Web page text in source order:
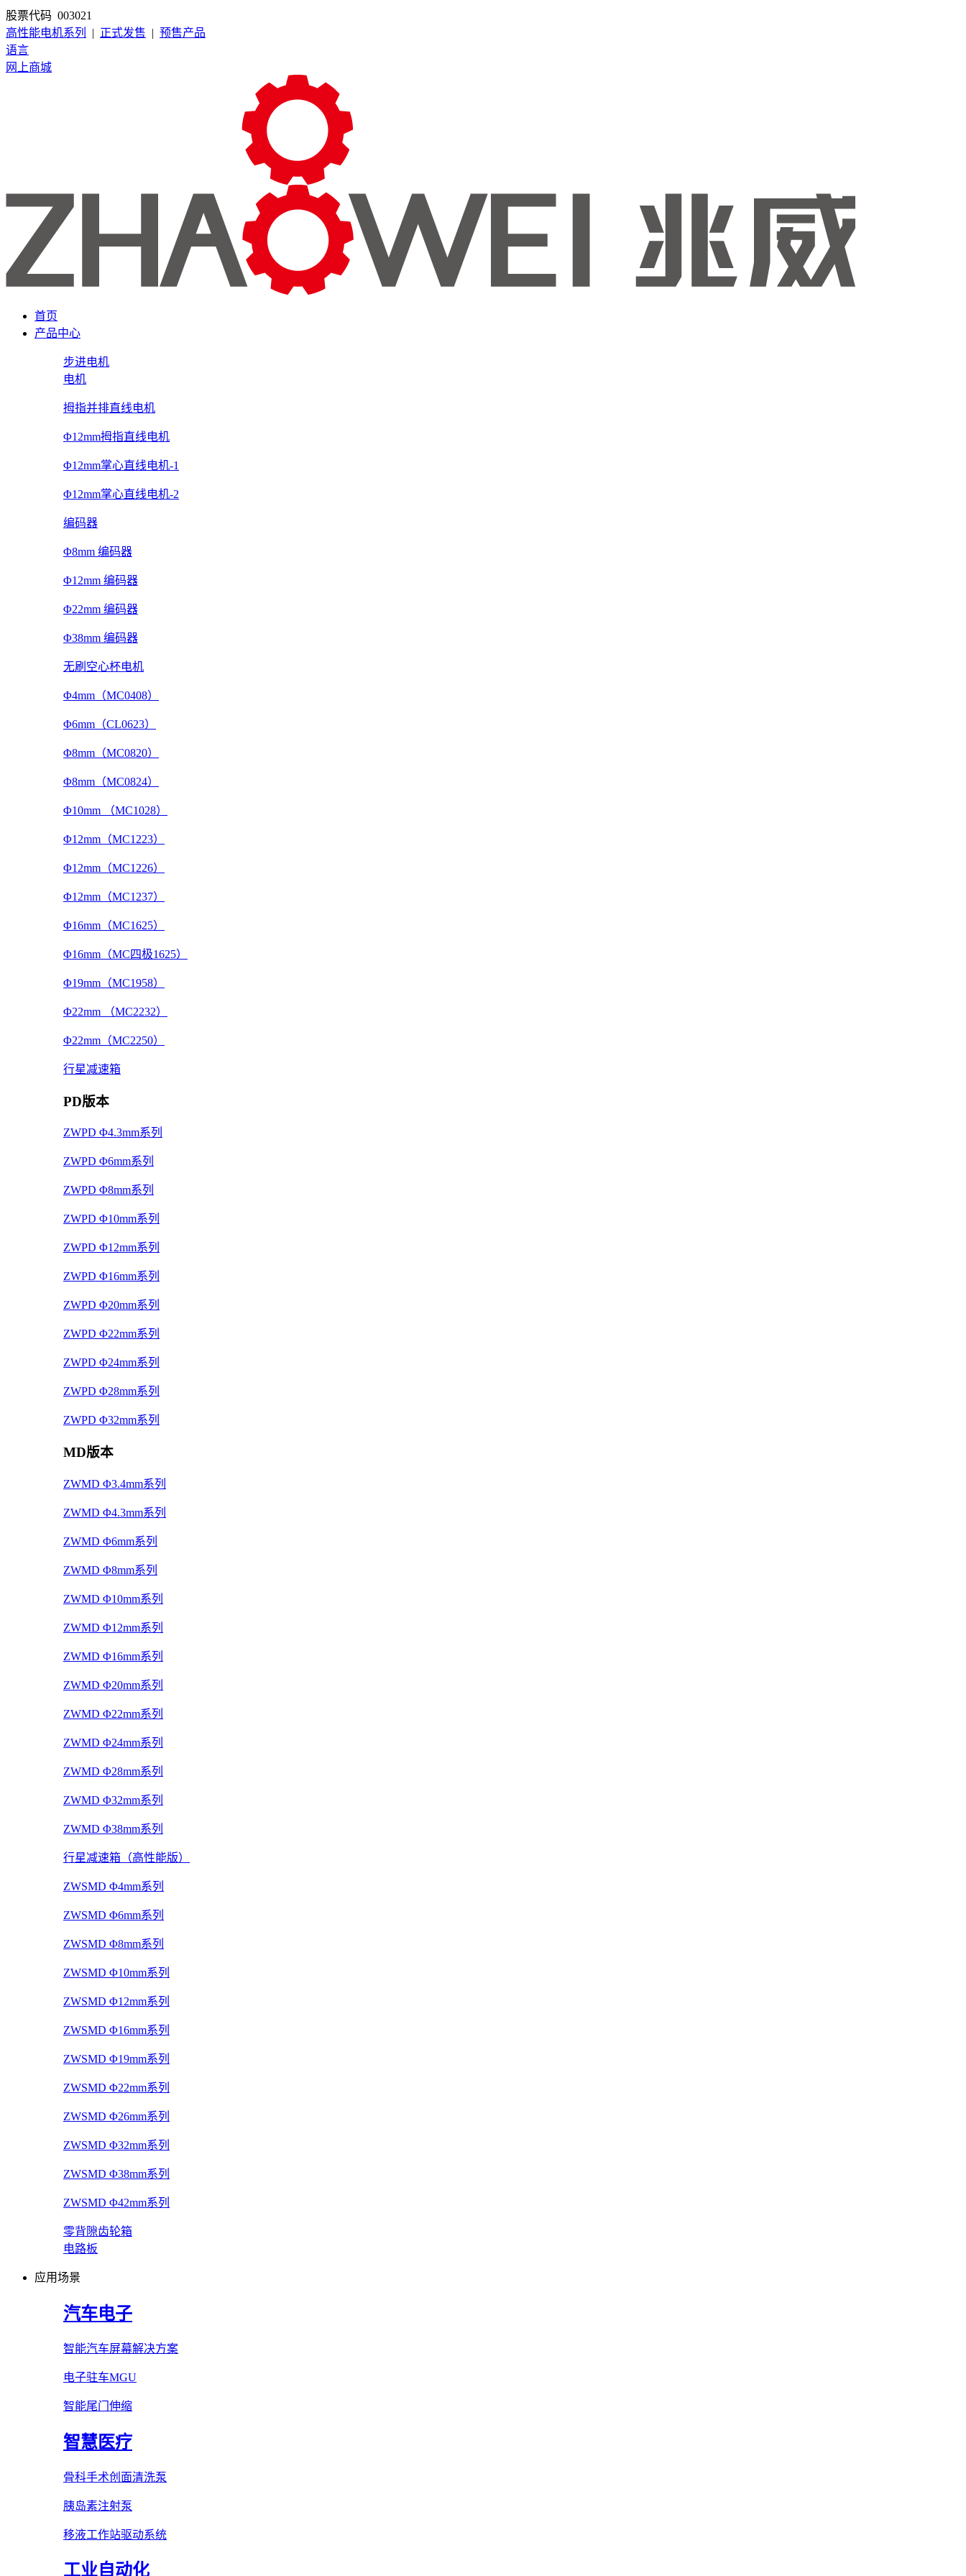
股票代码 003021
高性能电机系列
| 正式发售 | 预售产品
语言
网上商城
首页
产品中心
步进电机
电机
拇指并排直线电机
Φ12mm拇指直线电机
Φ12mm掌心直线电机-1
Φ12mm掌心直线电机-2
编码器
Φ8mm 编码器
Φ12mm 编码器
Φ22mm 编码器
Φ38mm 编码器
无刷空心杯电机
Φ4mm（MC0408）
Φ6mm（CL0623）
Φ8mm（MC0820）
Φ8mm（MC0824）
Φ10mm （MC1028）
Φ12mm（MC1223）
Φ12mm（MC1226）
Φ12mm（MC1237）
Φ16mm（MC1625）
Φ16mm（MC四极1625）
Φ19mm（MC1958）
Φ22mm （MC2232）
Φ22mm（MC2250）
行星减速箱
PD版本
ZWPD Φ4.3mm系列
ZWPD Φ6mm系列
ZWPD Φ8mm系列
ZWPD Φ10mm系列
ZWPD Φ12mm系列
ZWPD Φ16mm系列
ZWPD Φ20mm系列
ZWPD Φ22mm系列
ZWPD Φ24mm系列
ZWPD Φ28mm系列
ZWPD Φ32mm系列
MD版本
ZWMD Φ3.4mm系列
ZWMD Φ4.3mm系列
ZWMD Φ6mm系列
ZWMD Φ8mm系列
ZWMD Φ10mm系列
ZWMD Φ12mm系列
ZWMD Φ16mm系列
ZWMD Φ20mm系列
ZWMD Φ22mm系列
ZWMD Φ24mm系列
ZWMD Φ28mm系列
ZWMD Φ32mm系列
ZWMD Φ38mm系列
行星减速箱（高性能版）
ZWSMD Φ4mm系列
ZWSMD Φ6mm系列
ZWSMD Φ8mm系列
ZWSMD Φ10mm系列
ZWSMD Φ12mm系列
ZWSMD Φ16mm系列
ZWSMD Φ19mm系列
ZWSMD Φ22mm系列
ZWSMD Φ26mm系列
ZWSMD Φ32mm系列
ZWSMD Φ38mm系列
ZWSMD Φ42mm系列
零背隙齿轮箱
电路板
应用场景
汽车电子
智能汽车屏幕解决方案
电子驻车MGU
智能尾门伸缩
智慧医疗
骨科手术创面清洗泵
胰岛素注射泵
移液工作站驱动系统
工业自动化